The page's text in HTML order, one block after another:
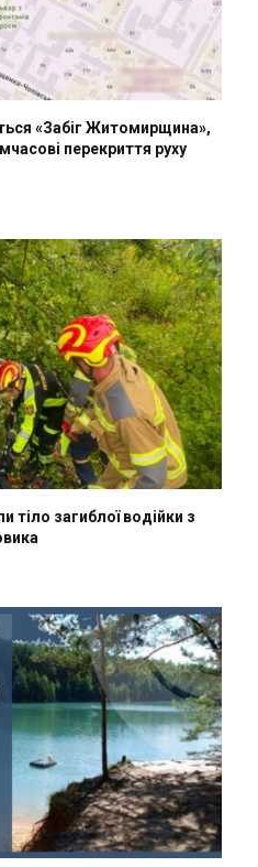
«Забіг Житомирщина»,
перекриття руху
тіло загиблої водійки з